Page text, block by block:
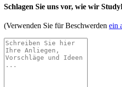
Schlagen Sie uns vor, wie wir
(Verwenden Sie für Beschwerden ein